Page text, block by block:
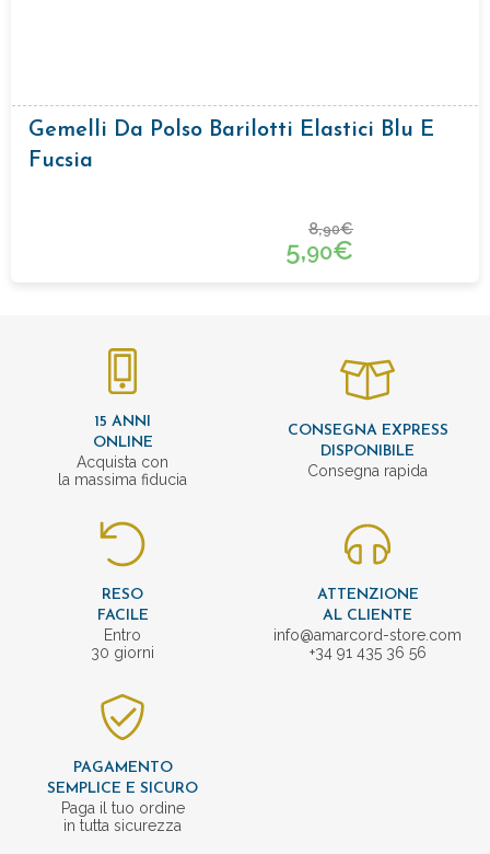
Gemelli Da Polso Barilotti Elastici Blu E
Fucsia
8,90€
5,90€
15 ANNI
ONLINE
Acquista con
la massima fiducia
CONSEGNA EXPRESS
DISPONIBILE
Consegna rapida
RESO
FACILE
Entro
30 giorni
ATTENZIONE
AL CLIENTE
info@amarcord-store.com
+34 91 435 36 56
PAGAMENTO
SEMPLICE E SICURO
Paga il tuo ordine
in tutta sicurezza